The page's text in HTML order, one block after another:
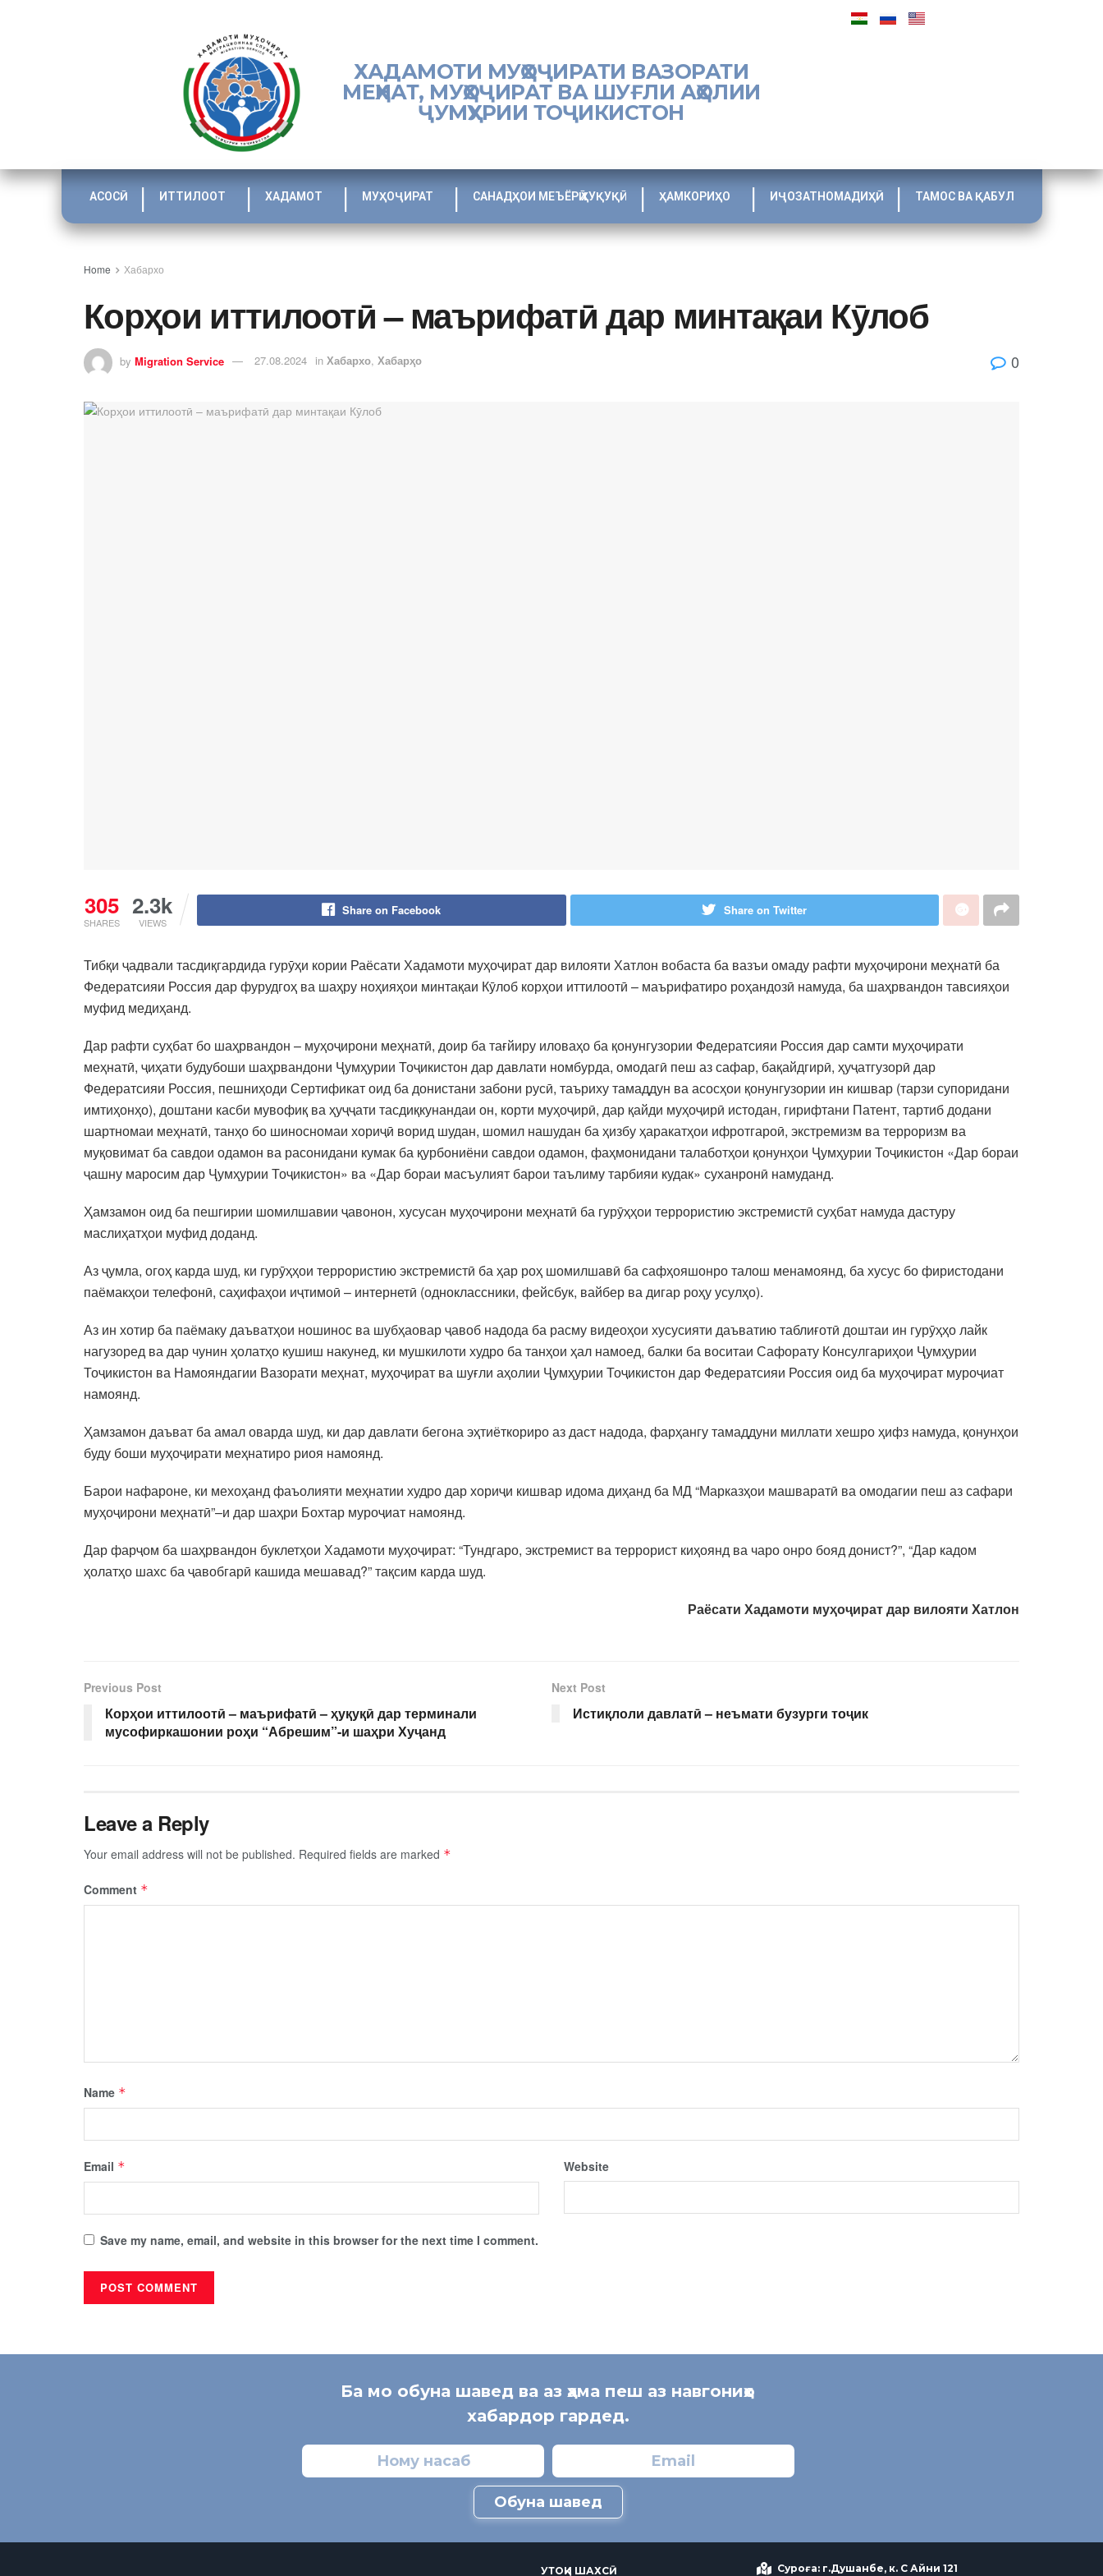
ХАДАМОТИ МУҲОҶИРАТИ ВАЗОРАТИ
МЕҲНАТ, МУҲОҶИРАТ ВА ШУҒЛИ АҲОЛИИ
ҶУМҲУРИИ ТОҶИКИСТОН
АСОСӢ ИТТИЛООТ ХАДАМОТ МУҲОҶИРАТ САНАДҲОИ МЕЪЁРӢ ҲУҚУҚӢ ҲАМКОРИҲО ИҶОЗАТНОМАДИҲӢ ТАМОС ВА ҚАБУЛ
Home Хабархо
Корҳои иттилоотӣ – маърифатӣ дар минтақаи Кӯлоб
by Migration Service 27.08.2024 in Хабархо, Хабарҳо 0
305
SHARES
2.3k
VIEWS
Share on Facebook Share on Twitter
Тибқи ҷадвали тасдиқгардида гурӯҳи кории Раёсати Хадамоти муҳоҷират дар вилояти Хатлон вобаста ба вазъи омаду рафти муҳоҷирони меҳнатӣ ба
Федератсияи Россия дар фурудгоҳ ва шаҳру ноҳияҳои минтақаи Кӯлоб корҳои иттилоотӣ – маърифатиро роҳандозӣ намуда, ба шаҳрвандон тавсияҳои
муфид медиҳанд.
Дар рафти суҳбат бо шаҳрвандон – муҳоҷирони меҳнатӣ, доир ба тағйиру иловаҳо ба қонунгузории Федератсияи Россия дар самти муҳоҷирати
меҳнатӣ, ҷиҳати будубоши шаҳрвандони Ҷумҳурии Тоҷикистон дар давлати номбурда, омодагӣ пеш аз сафар, бақайдгирӣ, ҳуҷатгузорӣ дар
Федератсияи Россия, пешниҳоди Сертификат оид ба донистани забони русӣ, таъриху тамаддун ва асосҳои қонунгузории ин кишвар (тарзи супоридани
имтиҳонҳо), доштани касби мувофиқ ва ҳуҷҷати тасдиқкунандаи он, корти муҳоҷирӣ, дар қайди муҳоҷирӣ истодан, гирифтани Патент, тартиб додани
шартномаи меҳнатӣ, танҳо бо шиносномаи хориҷӣ ворид шудан, шомил нашудан ба ҳизбу ҳаракатҳои ифротгароӣ, экстремизм ва терроризм ва
муқовимат ба савдои одамон ва расонидани кумак ба қурбониёни савдои одамон, фаҳмонидани талаботҳои қонунҳои Ҷумҳурии Тоҷикистон «Дар бораи
ҷашну маросим дар Ҷумҳурии Тоҷикистон» ва «Дар бораи масъулият барои таълиму тарбияи кудак» суханронӣ намуданд.
Ҳамзамон оид ба пешгирии шомилшавии ҷавонон, хусусан муҳоҷирони меҳнатӣ ба гурӯҳҳои террористию экстремистӣ суҳбат намуда дастуру
маслиҳатҳои муфид доданд.
Аз ҷумла, огоҳ карда шуд, ки гурӯҳҳои террористию экстремистӣ ба ҳар роҳ шомилшавӣ ба сафҳояшонро талош менамоянд, ба хусус бо фиристодани
паёмакҳои телефонӣ, саҳифаҳои иҷтимоӣ – интернетӣ (одноклассники, фейсбук, вайбер ва дигар роҳу усулҳо).
Аз ин хотир ба паёмаку даъватҳои ношинос ва шубҳаовар ҷавоб надода ба расму видеоҳои хусусияти даъватию таблиғотӣ доштаи ин гурӯҳҳо лайк
нагузоред ва дар чунин ҳолатҳо кушиш накунед, ки мушкилоти худро ба танҳои ҳал намоед, балки ба воситаи Сафорату Консулгариҳои Ҷумҳурии
Тоҷикистон ва Намояндагии Вазорати меҳнат, муҳоҷират ва шуғли аҳолии Ҷумҳурии Тоҷикистон дар Федератсияи Россия оид ба муҳоҷират муроҷиат
намоянд.
Ҳамзамон даъват ба амал оварда шуд, ки дар давлати бегона эҳтиёткориро аз даст надода, фарҳангу тамаддуни миллати хешро ҳифз намуда, қонунҳои
буду боши муҳоҷирати меҳнатиро риоя намоянд.
Барои нафароне, ки мехоҳанд фаъолияти меҳнатии худро дар хориҷи кишвар идома диҳанд ба МД “Марказҳои машваратӣ ва омодагии пеш аз сафари
муҳоҷирони меҳнатӣ”–и дар шаҳри Бохтар муроҷиат намоянд.
Дар фарҷом ба шаҳрвандон буклетҳои Хадамоти муҳоҷират: “Тундгаро, экстремист ва террорист киҳоянд ва чаро онро бояд донист?”, “Дар кадом
ҳолатҳо шахс ба ҷавобгарӣ кашида мешавад?” тақсим карда шуд.
Раёсати Хадамоти муҳоҷират дар вилояти Хатлон
Previous Post
Корҳои иттилоотӣ – маърифатӣ – ҳуқуқӣ дар терминали
мусофиркашонии роҳи “Абрешим”-и шаҳри Хуҷанд
Next Post
Истиқлоли давлатӣ – неъмати бузурги тоҷик
Leave a Reply
Your email address will not be published. Required fields are marked *
Comment *
Name *
Email * Website
Save my name, email, and website in this browser for the next time I comment.
Ба мо обуна шавед ва аз ҳама пеш аз навгониҳо
хабардор гардед.
Обуна шавед
УТОҚИ ШАХСӢ Суроға: г.Душанбе, к. С Айни 121